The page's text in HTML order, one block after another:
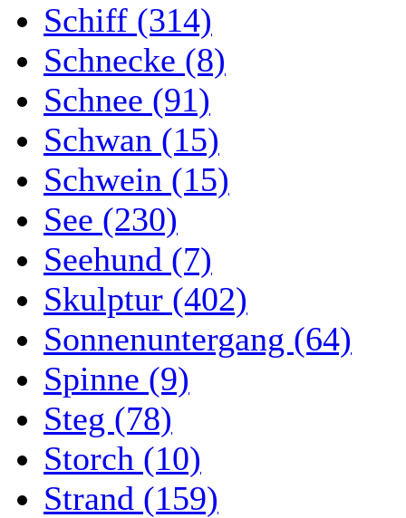
Schiff (314)
Schnecke (8)
Schnee (91)
Schwan (15)
Schwein (15)
See (230)
Seehund (7)
Skulptur (402)
Sonnenuntergang (64)
Spinne (9)
Steg (78)
Storch (10)
Strand (159)